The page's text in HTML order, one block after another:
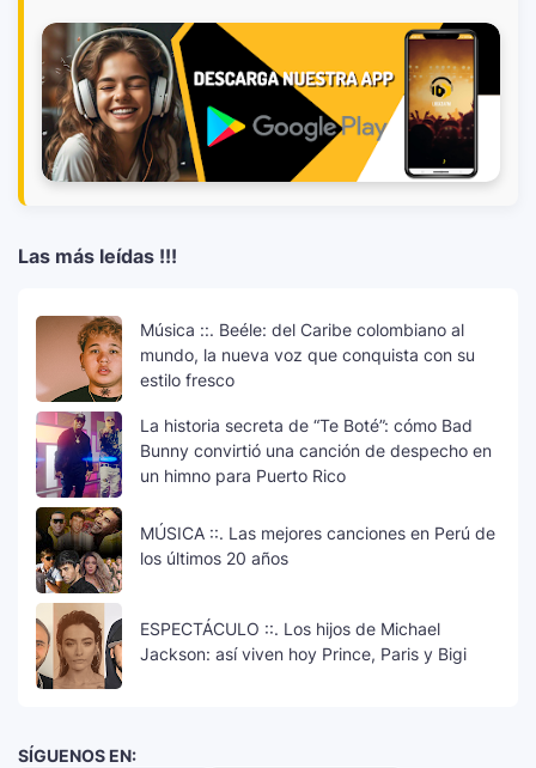
Las más leídas !!!
Música ::. Beéle: del Caribe colombiano al
mundo, la nueva voz que conquista con su
estilo fresco
La historia secreta de “Te Boté”: cómo Bad
Bunny convirtió una canción de despecho en
un himno para Puerto Rico
MÚSICA ::. Las mejores canciones en Perú de
los últimos 20 años
ESPECTÁCULO ::. Los hijos de Michael
Jackson: así viven hoy Prince, Paris y Bigi
SÍGUENOS EN: